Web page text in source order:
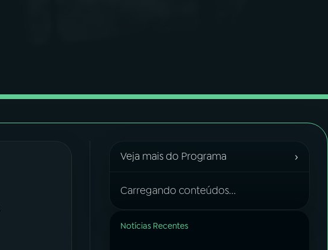
Veja mais do Programa ›
Carregando conteúdos...
Notícias Recentes